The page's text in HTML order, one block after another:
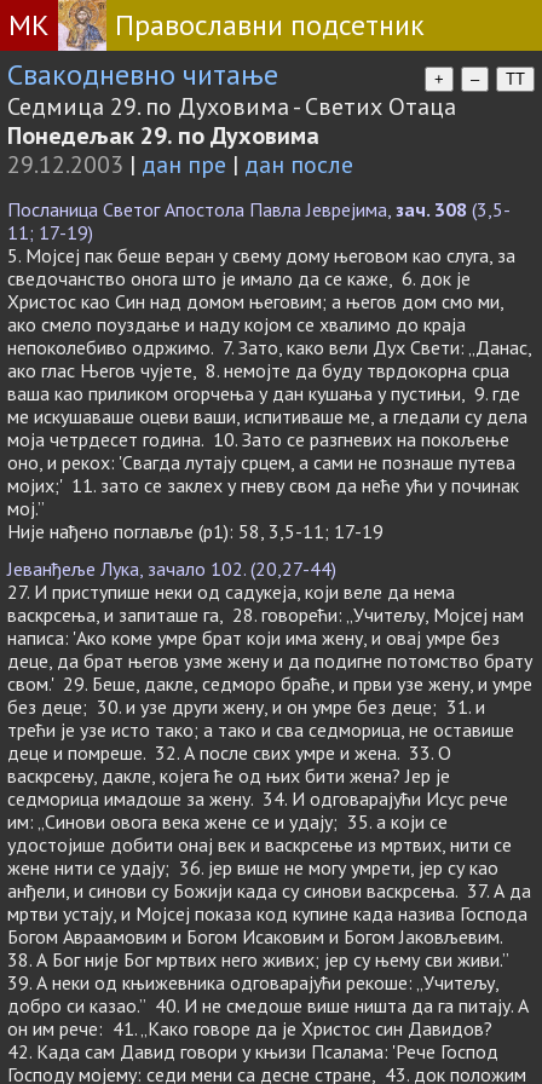
МК
Православни подсетник
Свакодневно читање
+ – TT
Седмица 29. по Духовима - Светих Отаца
Понедељак 29. по Духовима
29.12.2003 | дан пре | дан после
Посланица Светог Апостола Павла Јеврејима, зач. 308 (3,5-
11; 17-19)
5. Мојсеј пак беше веран у свему дому његовом као слуга, за
сведочанство онога што је имало да се каже, 6. док је
Христос као Син над домом његовим; а његов дом смо ми,
ако смело поуздање и наду којом се хвалимо до краја
непоколебиво одржимо. 7. Зато, како вели Дух Свети: „Данас,
ако глас Његов чујете, 8. немојте да буду тврдокорна срца
ваша као приликом огорчења у дан кушања у пустињи, 9. где
ме искушаваше оцеви ваши, испитиваше ме, а гледали су дела
моја четрдесет година. 10. Зато се разгневих на покољење
оно, и рекох: 'Свагда лутају срцем, а сами не познаше путева
мојих;' 11. зато се заклех у гневу свом да неће ући у починак
мој.”
Није нађено поглавље (p1): 58, 3,5-11; 17-19
Јеванђеље Лука, зачало 102. (20,27-44)
27. И приступише неки од садукеја, који веле да нема
васкрсења, и запиташе га, 28. говорећи: „Учитељу, Мојсеј нам
написа: 'Ако коме умре брат који има жену, и овај умре без
деце, да брат његов узме жену и да подигне потомство брату
свом.' 29. Беше, дакле, седморо браће, и први узе жену, и умре
без деце; 30. и узе други жену, и он умре без деце; 31. и
трећи је узе исто тако; а тако и сва седморица, не оставише
деце и помреше. 32. А после свих умре и жена. 33. О
васкрсењу, дакле, којега ће од њих бити жена? Јер је
седморица имадоше за жену. 34. И одговарајући Исус рече
им: „Синови овога века жене се и удају; 35. а који се
удостојише добити онај век и васкрсење из мртвих, нити се
жене нити се удају; 36. јер више не могу умрети, јер су као
анђели, и синови су Божији када су синови васкрсења. 37. А да
мртви устају, и Мојсеј показа код купине када назива Господа
Богом Авраамовим и Богом Исаковим и Богом Јаковљевим.
38. А Бог није Бог мртвих него живих; јер су њему сви живи.”
39. А неки од књижевника одговарајући рекоше: „Учитељу,
добро си казао.” 40. И не смедоше више ништа да га питају. А
он им рече: 41. „Како говоре да је Христос син Давидов?
42. Када сам Давид говори у књизи Псалама: 'Рече Господ
Господу мојему: седи мени са десне стране, 43. док положим